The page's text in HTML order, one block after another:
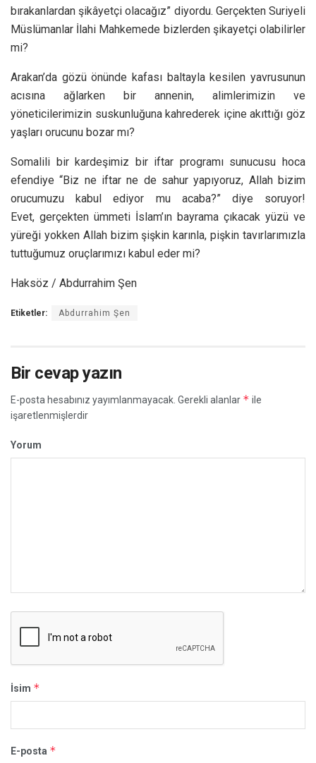
bırakanlardan şikâyetçi olacağız” diyordu. Gerçekten Suriyeli
Müslümanlar İlahi Mahkemede bizlerden şikayetçi olabilirler
mi?
Arakan’da gözü önünde kafası baltayla kesilen yavrusunun
acısına ağlarken bir annenin, alimlerimizin ve
yöneticilerimizin suskunluğuna kahrederek içine akıttığı göz
yaşları orucunu bozar mı?
Somalili bir kardeşimiz bir iftar programı sunucusu hoca
efendiye “Biz ne iftar ne de sahur yapıyoruz, Allah bizim
orucumuzu kabul ediyor mu acaba?” diye soruyor!
Evet, gerçekten ümmeti İslam’ın bayrama çıkacak yüzü ve
yüreği yokken Allah bizim şişkin karınla, pişkin tavırlarımızla
tuttuğumuz oruçlarımızı kabul eder mi?
Haksöz / Abdurrahim Şen
Etiketler: Abdurrahim Şen
Bir cevap yazın
E-posta hesabınız yayımlanmayacak. Gerekli alanlar * ile
işaretlenmişlerdir
Yorum
İsim *
E-posta *